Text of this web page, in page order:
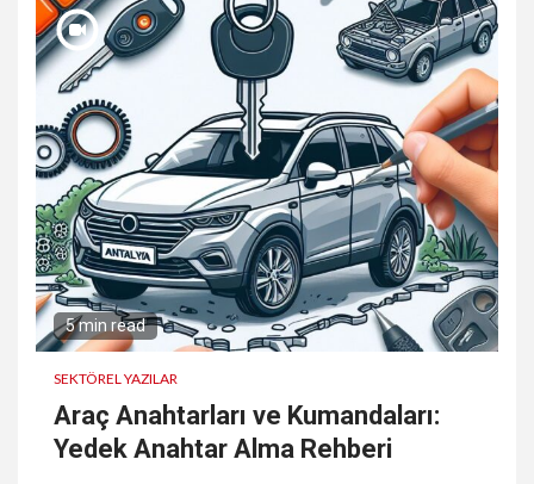
5 min read
SEKTÖREL YAZILAR
Araç Anahtarları ve Kumandaları:
Yedek Anahtar Alma Rehberi